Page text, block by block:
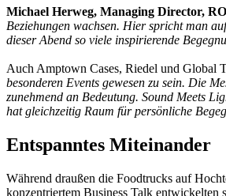
Michael Herweg, Managing Director,
Beziehungen wachsen. Hier spricht man
dieser Abend so viele inspirierende
Auch Amptown Cases, Riedel und Global
besonderen Events gewesen zu sein. Die
zunehmend an Bedeutung. Sound Meets
hat gleichzeitig Raum für persönliche
Entspanntes Miteinander
Während draußen die Foodtrucks auf
konzentriertem Business Talk entwickelten